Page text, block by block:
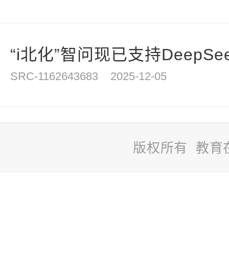
“i北化”智问现已支持
SRC-1162643683 2025-12-05
版权所有 教育